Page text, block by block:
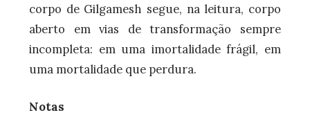
corpo de Gilgamesh segue, na leitura, corpo
aberto em vias de transformação sempre
incompleta: em uma imortalidade frágil, em
uma mortalidade que perdura.
Notas